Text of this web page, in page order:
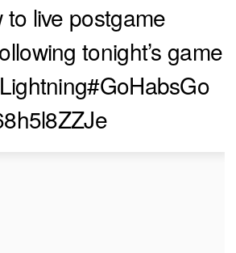
to live postgame
tonight’s game
#GoHabsGo